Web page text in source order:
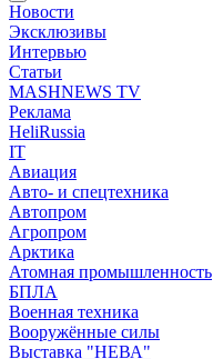
Новости
Эксклюзивы
Интервью
Статьи
MASHNEWS TV
Реклама
HeliRussia
IT
Авиация
Авто- и спецтехника
Автопром
Агропром
Арктика
Атомная промышленность
БПЛА
Военная техника
Вооружённые силы
Выставка "НЕВА"